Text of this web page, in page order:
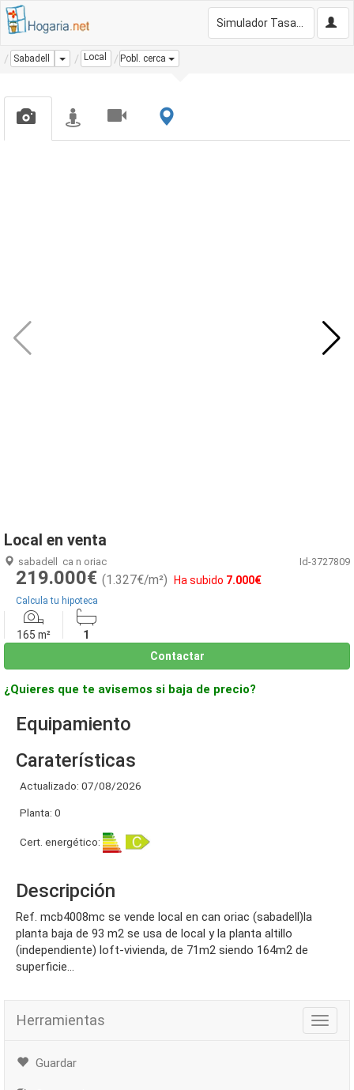
Sabadell Dropdown
Local Pobl. cerca
Local en venta
sabadell ca n oriac Id-3727809
219.000€ (1.327€/m²) Ha subido 7.000€
Calcula tu hipoteca
165 m²
1
Contactar
¿Quieres que te avisemos si baja de precio?
Equipamiento
Caraterísticas
Actualizado: 07/08/2026
Planta: 0
Cert. energético:
Descripción
ref. mcb4008mc se vende local en can oriac (sabadell)la
planta baja de 93 m2 se usa de local y la planta altillo
(independiente) loft-vivienda, de 71m2 siendo 164m2 de
superficie...
Herramientas
Guardar